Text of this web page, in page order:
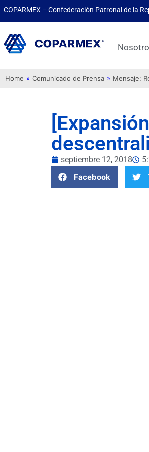
COPARMEX – Confederación Patronal de la
Home » Comunicado de Prensa » Mensaje:
septiembre 12, 2018
Facebook